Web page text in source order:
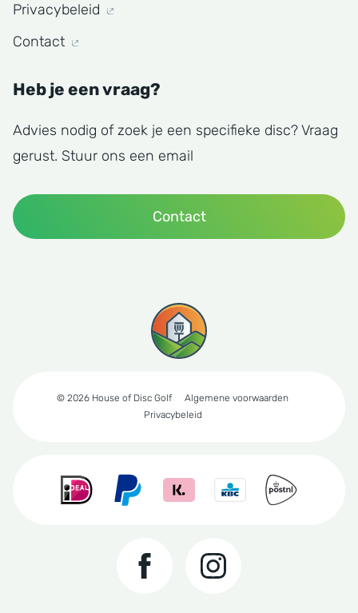
Privacybeleid
Contact
Heb je een vraag?
Advies nodig of zoek je een specifieke disc? Vraag
gerust. Stuur ons een email
Contact
© 2026 House of Disc Golf
Algemene voorwaarden
Privacybeleid